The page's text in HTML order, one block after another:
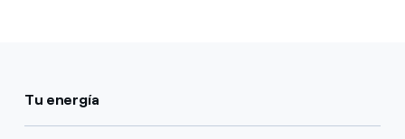
Tu energía